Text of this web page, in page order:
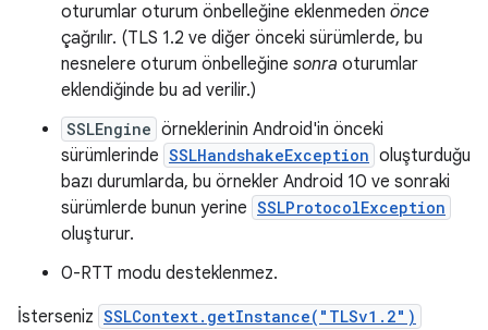
oturumlar oturum önbelleğine eklenmeden önce
çağrılır. (TLS 1.2 ve diğer önceki sürümlerde, bu
nesnelere oturum önbelleğine sonra oturumlar
eklendiğinde bu ad verilir.)
SSLEngine örneklerinin Android'in önceki
sürümlerinde SSLHandshakeException oluşturduğu
bazı durumlarda, bu örnekler Android 10 ve sonraki
sürümlerde bunun yerine SSLProtocolException
oluşturur.
0-RTT modu desteklenmez.
İsterseniz SSLContext.getInstance("TLSv1.2")